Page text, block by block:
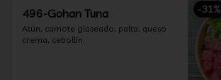
-31%
496-Gohan Tuna
Atún, camote glaseado, palta, queso
crema, cebollín.